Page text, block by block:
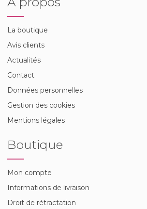
La boutique
Avis clients
Actualités
Contact
Données personnelles
Gestion des cookies
Mentions légales
Boutique
Mon compte
Informations de livraison
Droit de rétractation